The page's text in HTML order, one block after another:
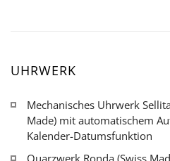
UHRWERK
Mechanisches Uhrwerk
Made) mit automatischem
Kalender-Datumsfunktion